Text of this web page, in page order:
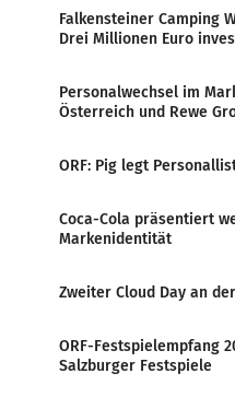
Falkensteiner Camping
Drei Millionen Euro
Personalwechsel im
Österreich und Rewe
ORF: Pig legt
Coca-Cola präsentiert
Markenidentität
Zweiter Cloud Day an
ORF-Festspielempfang
Salzburger Festspiele